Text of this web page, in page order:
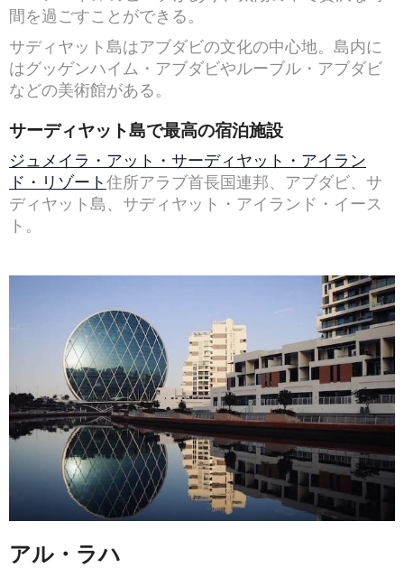
間を過ごすことができる。
サディヤット島はアブダビの文化の中心地。島内に
はグッゲンハイム・アブダビやルーブル・アブダビ
などの美術館がある。
サーディヤット島で最高の宿泊施設
ジュメイラ・アット・サーディヤット・アイラン
ド・リゾート住所アラブ首長国連邦、アブダビ、サ
ディヤット島、サディヤット・アイランド・イース
ト。
アル・ラハ